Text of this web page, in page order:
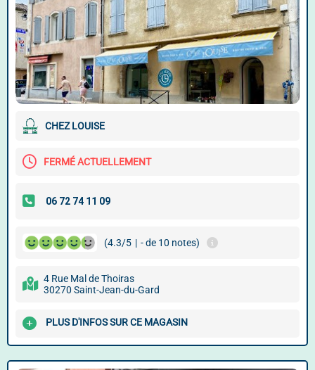
CHEZ LOUISE
FERMÉ ACTUELLEMENT
(4.3/5 | - de 10 notes)
4 Rue Mal de Thoiras
30270 Saint-Jean-du-Gard
PLUS D'INFOS SUR CE MAGASIN